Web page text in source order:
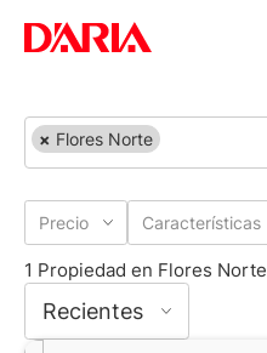
× Flores Norte
Precio Características
1 Propiedad en Flores Norte
Recientes